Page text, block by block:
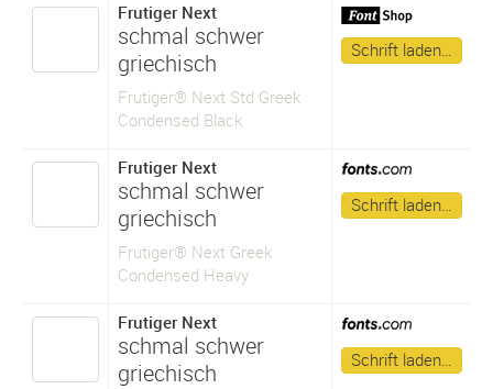
Frutiger Next
schmal schwer
griechisch
Frutiger® Next Std Greek
Condensed Black
Schrift laden…
Frutiger Next
schmal schwer
griechisch
Frutiger® Next Greek
Condensed Heavy
Schrift laden…
Frutiger Next
schmal schwer
griechisch
Schrift laden…